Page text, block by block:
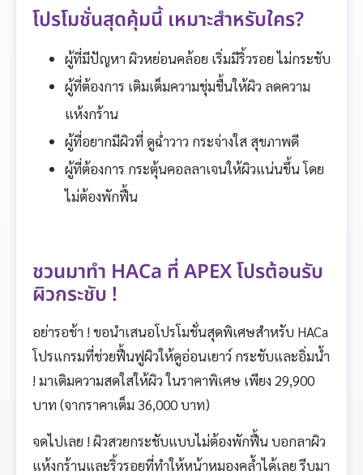
โปรโมชั่นสุดคุ้มนี้ เหมาะสำหรับใคร?
ผู้ที่มีปัญหา ผิวหย่อนคล้อย เริ่มมีริ้วรอย ไม่กระชับ
ผู้ที่ต้องการ เติมเต็มความชุ่มชื้นให้ผิว ลดความ
แห้งกร้าน
ผู้ที่อยากมีผิวที่ ดูฉ่ำวาว กระจ่างใส สุขภาพดี
ผู้ที่ต้องการ กระตุ้นคอลลาเจนให้ผิวแน่นขึ้น โดย
ไม่ต้องพักฟื้น
ชวนมาทำ HACa ที่ APEX โปรต้อนรับ
ผิวกระชับ !
อย่ารอช้า ! ขอนำเสนอโปรโมชั่นสุดพิเศษสำหรับ HACa
โปรแกรมที่ช่วยฟื้นฟูผิวให้ดูอ่อนเยาว์ กระชับและอิ่มน้ำ
! มาเติมความสดใสให้ผิว ในราคาพิเศษ เพียง 29,900
บาท (จากราคาเต็ม 36,000 บาท)
จดไปเลย ! ผิวสวยกระชับแบบไม่ต้องพักฟื้น บอกลาผิว
แห้งกร้านและริ้วรอยที่ทำให้หน้าหมองคล้ำได้เลย รีบมา